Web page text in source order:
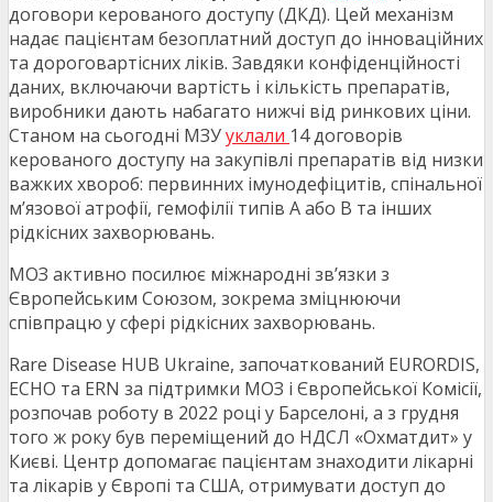
договори керованого доступу (ДКД). Цей механізм
надає пацієнтам безоплатний доступ до інноваційних
та дороговартісних ліків. Завдяки конфіденційності
даних, включаючи вартість і кількість препаратів,
виробники дають набагато нижчі від ринкових ціни.
Станом на сьогодні МЗУуклали 14 договорів
керованого доступу на закупівлі препаратів від низки
важких хвороб: первинних імунодефіцитів, спінальної
м’язової атрофії, гемофілії типів А або В та інших
рідкісних захворювань.
МОЗ активно посилює міжнародні звʼязки з
Європейським Союзом, зокрема зміцнюючи
співпрацю у сфері рідкісних захворювань.
Rare Disease HUB Ukraine, започаткований EURORDIS,
ECHO та ERN за підтримки МОЗ і Європейської Комісії,
розпочав роботу в 2022 році у Барселоні, а з грудня
того ж року був переміщений до НДСЛ «Охматдит» у
Києві. Центр допомагає пацієнтам знаходити лікарні
та лікарів у Європі та США, отримувати доступ до